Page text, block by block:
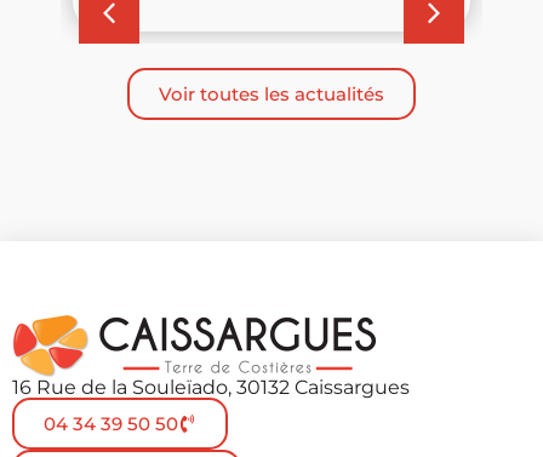
Voir toutes les actualités
16 Rue de la Souleïado, 30132 Caissargues
04 34 39 50 50